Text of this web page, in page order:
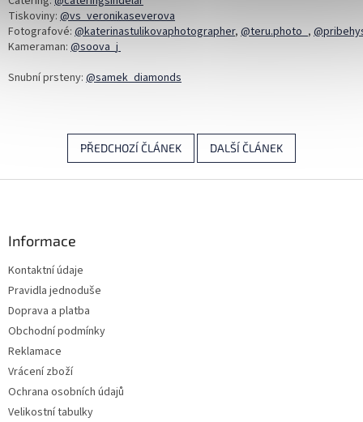
Tiskoviny: @vs_veronikaseverova
Fotografové: @katerinastulikovaphotographer, @teru.photo_,
Kameraman: @soova_j
Snubní prsteny: @samek_diamonds
PŘEDCHOZÍ ČLÁNEK DALŠÍ ČLÁNEK
Informace
Kontaktní údaje
Pravidla jednoduše
Doprava a platba
Obchodní podmínky
Reklamace
Vrácení zboží
Ochrana osobních údajů
Velikostní tabulky